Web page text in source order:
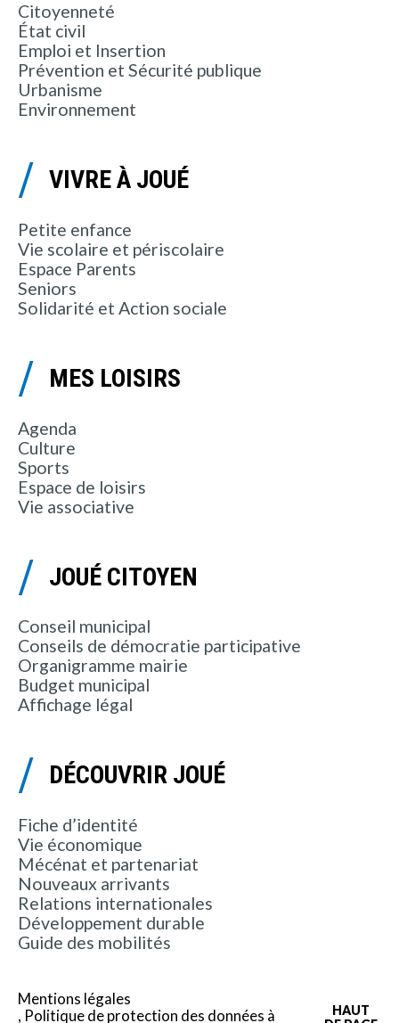
Citoyenneté
État civil
Emploi et Insertion
Prévention et Sécurité publique
Urbanisme
Environnement
VIVRE À JOUÉ
Petite enfance
Vie scolaire et périscolaire
Espace Parents
Seniors
Solidarité et Action sociale
MES LOISIRS
Agenda
Culture
Sports
Espace de loisirs
Vie associative
JOUÉ CITOYEN
Conseil municipal
Conseils de démocratie participative
Organigramme mairie
Budget municipal
Affichage légal
DÉCOUVRIR JOUÉ
Fiche d’identité
Vie économique
Mécénat et partenariat
Nouveaux arrivants
Relations internationales
Développement durable
Guide des mobilités
Mentions légales
Politique de protection des données à
HAUT